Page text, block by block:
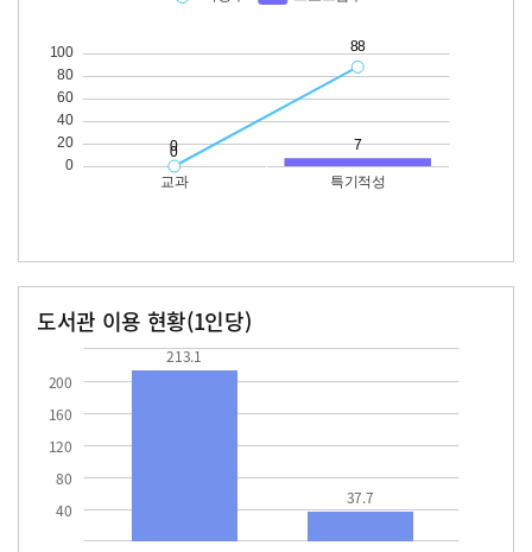
도서관 이용 현황(1인당)
40
80
120
160
200
213.1
37.7